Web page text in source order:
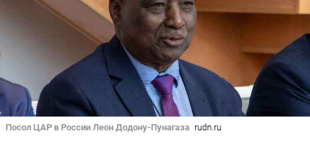
Посол ЦАР в России Леон Додону-Пунагаза rudn.ru